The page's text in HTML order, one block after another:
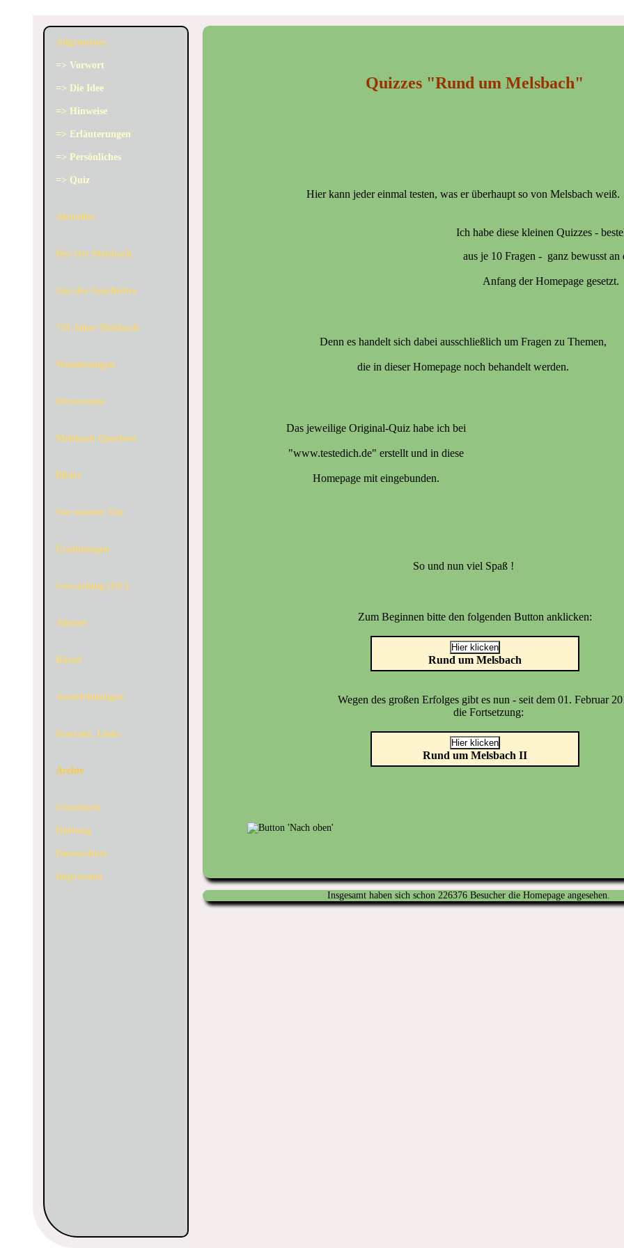
Allgemeines
=> Vorwort
=> Die Idee
=> Hinweise
=> Erläuterungen
=> Persönliches
=> Quiz
Aktuelles
Der Ort Melsbach
Aus der Geschichte
750 Jahre Melsbach
Wanderungen
Ortsvereine
Melsbach Querbeet
Bilder
Vor unserer Tür
Erzählungen
Geocaching (GC)
Allerlei
Rätsel
Auszeichnungen
Kontakt, Links
Archiv
Gästebuch
Haftung
Datenschutz
Impressum
Quizzes "Rund um Melsbach"
Hier kann jeder einmal testen, was er überhaupt so von Melsbach weiß.
Ich habe diese kleinen Quizzes -
aus je 10 Fragen - ganz bewusst an
Anfang der Homepage gesetzt.
Denn es handelt sich dabei ausschließlich um Fragen zu Themen,
die in dieser Homepage noch behandelt werden.
Das jeweilige Original-Quiz habe ich bei
"www.testedich.de" erstellt und in diese
Homepage mit eingebunden.
So und nun viel Spaß !
Zum Beginnen bitte den folgenden Button anklicken:
Rund um Melsbach
Wegen des großen Erfolges gibt es nun - seit dem 01. Februar
die Fortsetzung:
Rund um Melsbach II
Insgesamt haben sich schon 226376 Besucher die Homepage angesehen.